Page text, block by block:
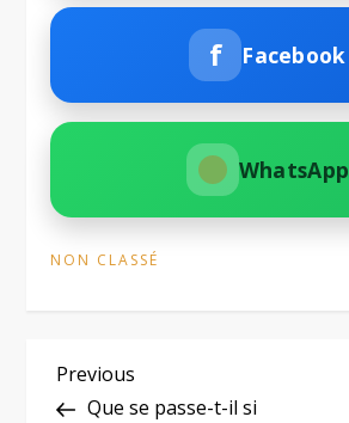
f Facebook
WhatsApp
NON CLASSÉ
N
Previous
Post
Previous
Que se passe-t-il si